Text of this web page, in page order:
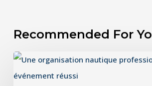
Recommended For
Animations
nautiques